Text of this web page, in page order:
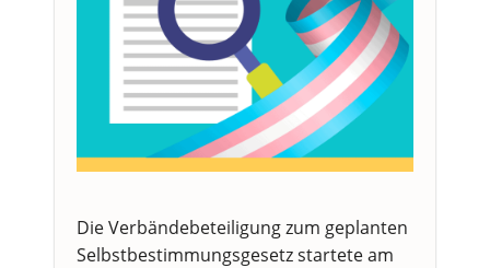
Die Verbändebeteiligung zum geplanten
Selbstbestimmungsgesetz startete am